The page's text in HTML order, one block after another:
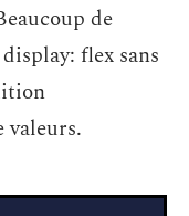
de
flex sans
valeurs.